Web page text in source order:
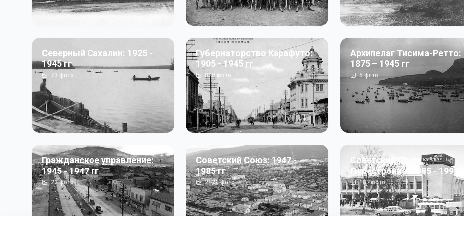
Северный Сахалин: 1925 -
1945 гг
73 фото
Губернаторство Карафуто:
1905 - 1945 гг
820фото
Архипелаг Тисима-Ретто:
1875 – 1945 гг
5фото
Гражданское управление:
1945 - 1947 гг
22фото
Советский Союз: 1947 -
1985 гг
2121фото
Советский Союз.
Перестройка: 1985 - 1991 гг
187фото